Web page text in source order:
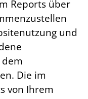
Reports über
und
Die im
von Ihrem